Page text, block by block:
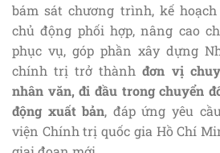
bám sát chương trình, kế
chủ động phối hợp, nâng cao
phục vụ, góp phần xây dựng
chính trị trở thànhđơn vị
nhân văn, đi đầu trong chuyển
động xuất bản, đáp ứng yêu
viện Chính trị quốc gia Hồ Chí